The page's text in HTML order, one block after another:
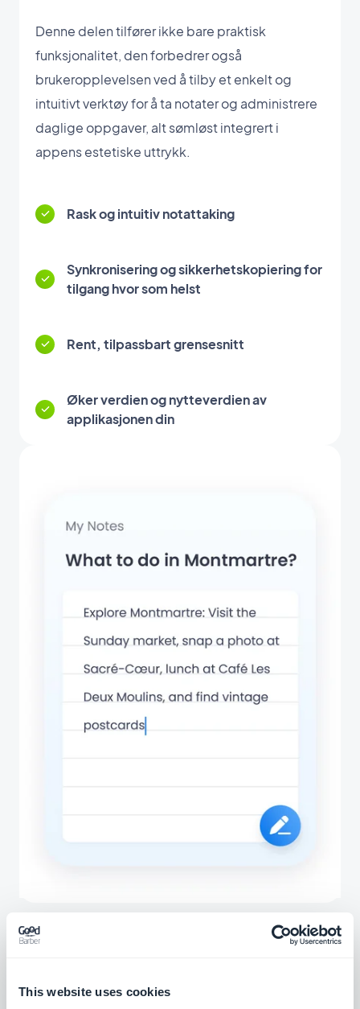
This website uses cookies
Denne delen tilfører ikke bare praktisk
funksjonalitet, den forbedrer også
brukeropplevelsen ved å tilby et enkelt og
intuitivt verktøy for å ta notater og administrere
daglige oppgaver, alt sømløst integrert i
appens estetiske uttrykk.
Rask og intuitiv notattaking
Synkronisering og sikkerhetskopiering for
tilgang hvor som helst
Rent, tilpassbart grensesnitt
Øker verdien og nytteverdien av
applikasjonen din
Tilhørende utvidelser